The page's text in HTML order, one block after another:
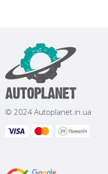
© 2024 Autoplanet.in.ua